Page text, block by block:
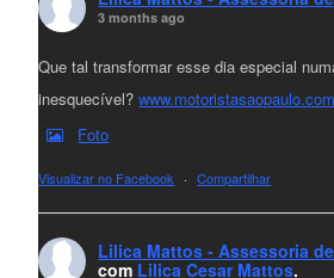
3 months ago
Que tal transformar esse dia especial
inesquecível?
Foto
Visualizar no Facebook · Compartilhar
Lilica Mattos - Assessoria
com Lilica Cesar Mattos.